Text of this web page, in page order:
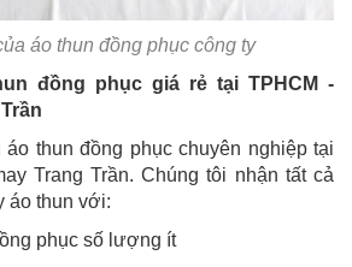
áo thun đồng phục công ty
đồng phục giá rẻ tại TPHCM -
thun đồng phục chuyên nghiệp tại
Trang Trần. Chúng tôi nhận tất cả
áo thun với:
phục số lượng ít